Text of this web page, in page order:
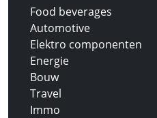
Food beverages
Automotive
Elektro componenten
Energie
Bouw
Travel
Immo